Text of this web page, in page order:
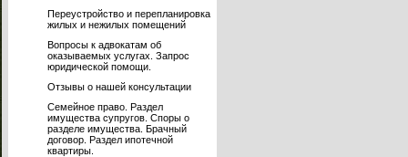
Переустройство и перепланировка
жилых и нежилых помещений
Вопросы к адвокатам об
оказываемых услугах. Запрос
юридической помощи.
Отзывы о нашей консультации
Семейное право. Раздел
имущества супругов. Споры о
разделе имущества. Брачный
договор. Раздел ипотечной
квартиры.